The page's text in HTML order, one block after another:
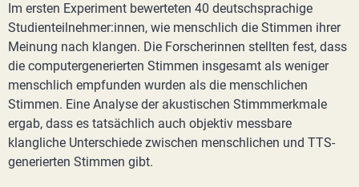
Im ersten Experiment bewerteten 40 deutschsprachige
Studienteilnehmer:innen, wie menschlich die Stimmen ihrer
Meinung nach klangen. Die Forscherinnen stellten fest, dass
die computergenerierten Stimmen insgesamt als weniger
menschlich empfunden wurden als die menschlichen
Stimmen. Eine Analyse der akustischen Stimmmerkmale
ergab, dass es tatsächlich auch objektiv messbare
klangliche Unterschiede zwischen menschlichen und TTS-
generierten Stimmen gibt.